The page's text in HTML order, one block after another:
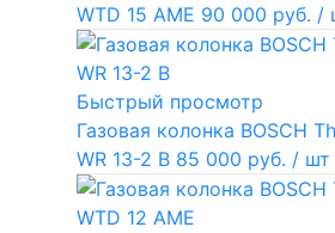
WTD 15 AME 90 000 руб. /
Быстрый просмотр
Газовая колонка BOSCH
WR 13-2 В 85 000 руб. / шт